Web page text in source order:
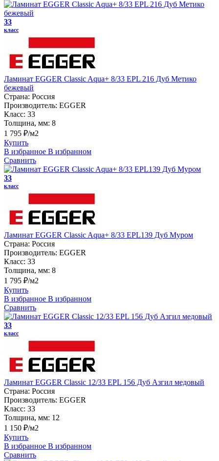
33
класс
Ламинат EGGER Classic Aqua+ 8/33 EPL 216 Дуб Метико
бежевый
Страна: Россия
Производитель: EGGER
Класс: 33
Толщина, мм: 8
1 795 ₽/м2
Купить
В избранное В избранном
Сравнить
33
класс
Ламинат EGGER Classic Aqua+ 8/33 EPL139 Дуб Муром
Страна: Россия
Производитель: EGGER
Класс: 33
Толщина, мм: 8
1 795 ₽/м2
Купить
В избранное В избранном
Сравнить
33
класс
Ламинат EGGER Classic 12/33 EPL 156 Дуб Азгил медовый
Страна: Россия
Производитель: EGGER
Класс: 33
Толщина, мм: 12
1 150 ₽/м2
Купить
В избранное В избранном
Сравнить